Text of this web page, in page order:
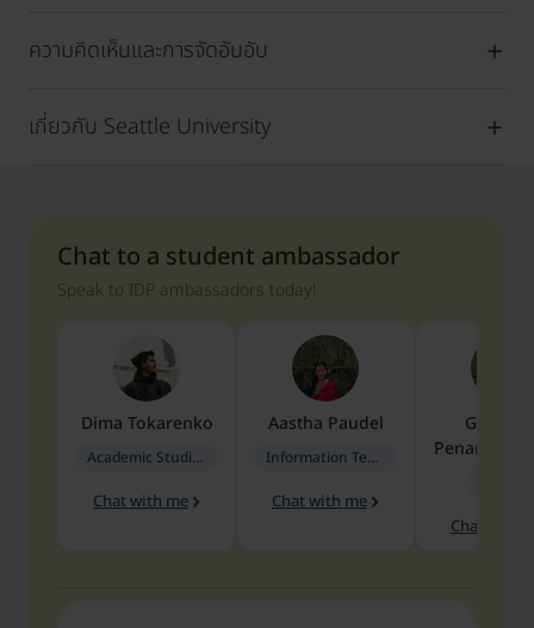
ความคิดเห็นและการจัดอันอับ
เกี่ยวกับ Seattle University
Chat to a student ambassador
Speak to IDP ambassadors today!
Dima Tokarenko
Academic Studies in Education
Chat with me
Aastha Paudel
Information Technology
Chat with me
Penarete
Chat with